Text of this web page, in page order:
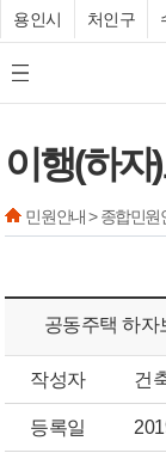
용인시 처인구
모바일 메뉴 버튼
이행(하자
민원안내 > 종합민원
공동주택 하자
작성자 건
등록일